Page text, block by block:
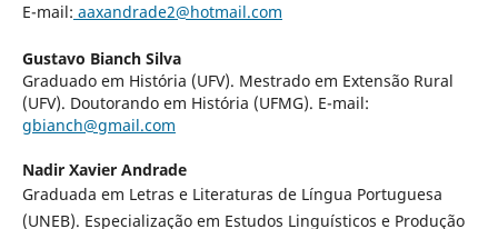
E-mail: aaxandrade2@hotmail.com
Gustavo Bianch Silva
Graduado em História (UFV). Mestrado em Extensão Rural
(UFV). Doutorando em História (UFMG). E-mail:
gbianch@gmail.com
Nadir Xavier Andrade
Graduada em Letras e Literaturas de Língua Portuguesa
(UNEB). Especialização em Estudos Linguísticos e Produção